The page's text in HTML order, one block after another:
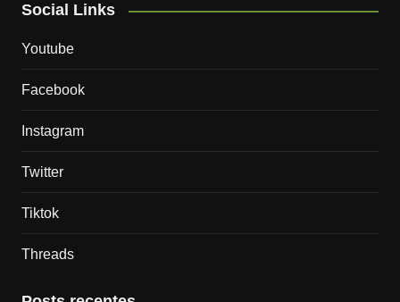
Social Links
Youtube
Facebook
Instagram
Twitter
Tiktok
Threads